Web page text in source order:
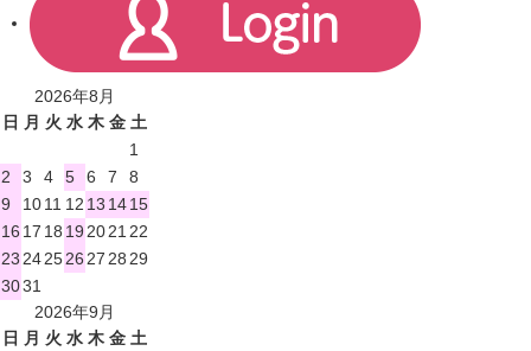
2026年8月
日 月 火 水 木 金 土
1
2
3 4 5 6 7
8
9
1011 12 13 1415
16 17 18 19 2021 22
23 242526 27 28 29
3031
2026年9月
日 月 火 水 木 金 土